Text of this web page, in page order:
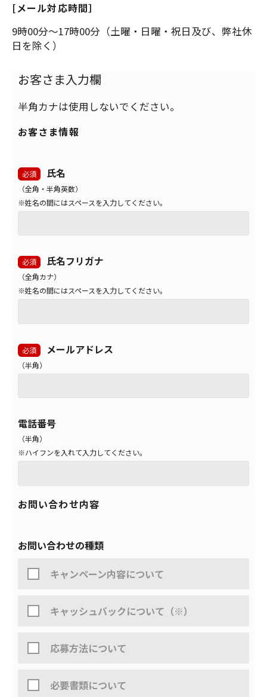
式会社へ提供致します。
なお、お申し込み内容について事務局よりお申し
込み者ご本人に対し確認のお電話をさせていただ
せ、個人情報の開示・訂正・削除などのご依頼は
以下のお問い合わせ窓口までご連絡をお願い致し
個人情報に関するお問い合わせ窓
口
キヤノン 春のキャッシュバック
2026
電話
0570-08-0034
※
受付時間
ます。
のないようお願い致します。
コンスーマビジネスユニット
[メール対応時間］
9時00分～17時00分（土曜・日曜・祝日及び、弊社休
日を除く）
お客さま入力欄
半角カナは使用しないでください。
お客さま情報
必須 氏名
（全角・半角英数）
※姓名の間にはスペースを入力してください。
必須 氏名フリガナ
（全角カナ）
※姓名の間にはスペースを入力してください。
必須 メールアドレス
（半角）
電話番号
（半角）
※ハイフンを入れて入力してください。
お問い合わせ内容
お問い合わせの種類
キャンペーン内容について
キャッシュバックについて（※）
応募方法について
必要書類について